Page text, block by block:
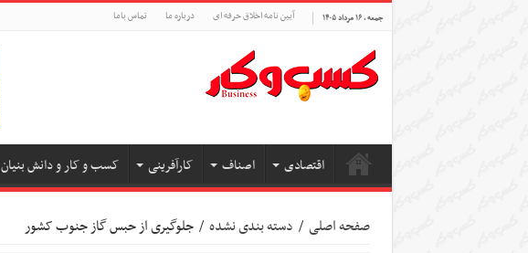
جمعه , ۱۶ مرداد ۱۴۰۵ آیین نامه اخلاق حرفه ای درباره ما تماس باما
اقتصادی اصناف کارآفرینی کسب و کار و دانش بنیان
صفحه اصلی / دسته بندی نشده / جلوگیری از حبس گاز جنوب کشور